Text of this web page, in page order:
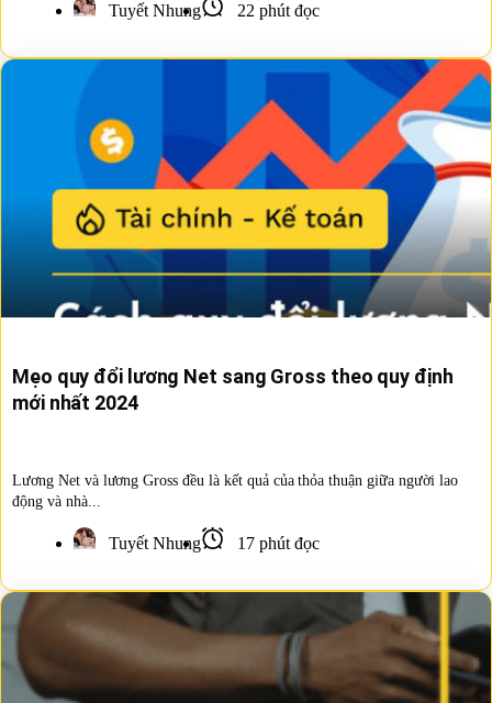
Tuyết Nhung 22 phút đọc
Mẹo quy đổi lương Net sang Gross theo quy định
mới nhất 2024
Lương Net và lương Gross đều là kết quả của thỏa thuận giữa người lao
động và nhà...
Tuyết Nhung 17 phút đọc